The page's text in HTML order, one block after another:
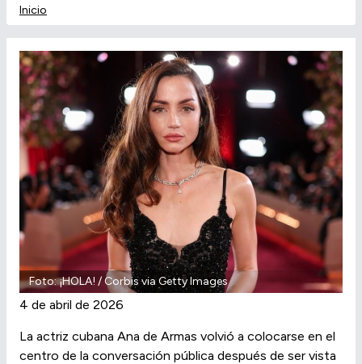
Inicio
Foto: ¡HOLA! / Corbis via Getty Images
4 de abril de 2026
La actriz cubana Ana de Armas volvió a colocarse en el
centro de la conversación pública después de ser vista